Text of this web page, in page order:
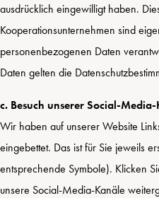
ausdrücklich eingewilligt haben.
Kooperationsunternehmen sind
personenbezogenen Daten
Daten gelten die
c. Besuch unserer Social-
Wir haben auf unserer Website
eingebettet. Das ist für Sie jeweils
entsprechende Symbole). Klicken
unsere Social-Media-Kanäle